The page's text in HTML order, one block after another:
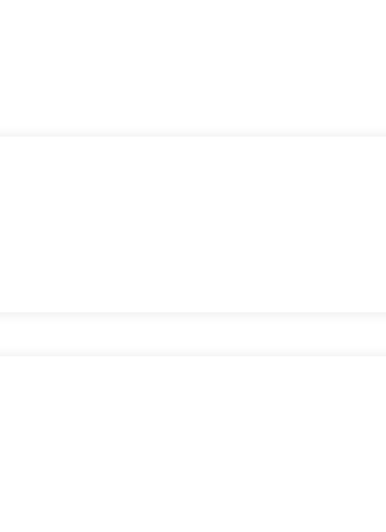
senza complicazioni.
del mercato.
piattaforme e dApp.